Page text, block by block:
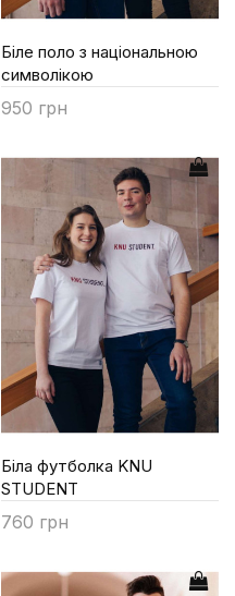
Біле поло з національною
символікою
950 грн
Біла футболка KNU
STUDENT
760 грн